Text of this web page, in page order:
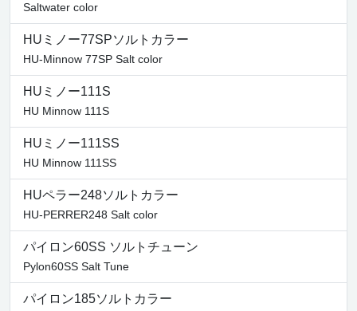
Saltwater color
HUミノー77SPソルトカラー
HU-Minnow 77SP Salt color
HUミノー111S
HU Minnow 111S
HUミノー111SS
HU Minnow 111SS
HUペラー248ソルトカラー
HU-PERRER248 Salt color
パイロン60SS ソルトチューン
Pylon60SS Salt Tune
パイロン185ソルトカラー